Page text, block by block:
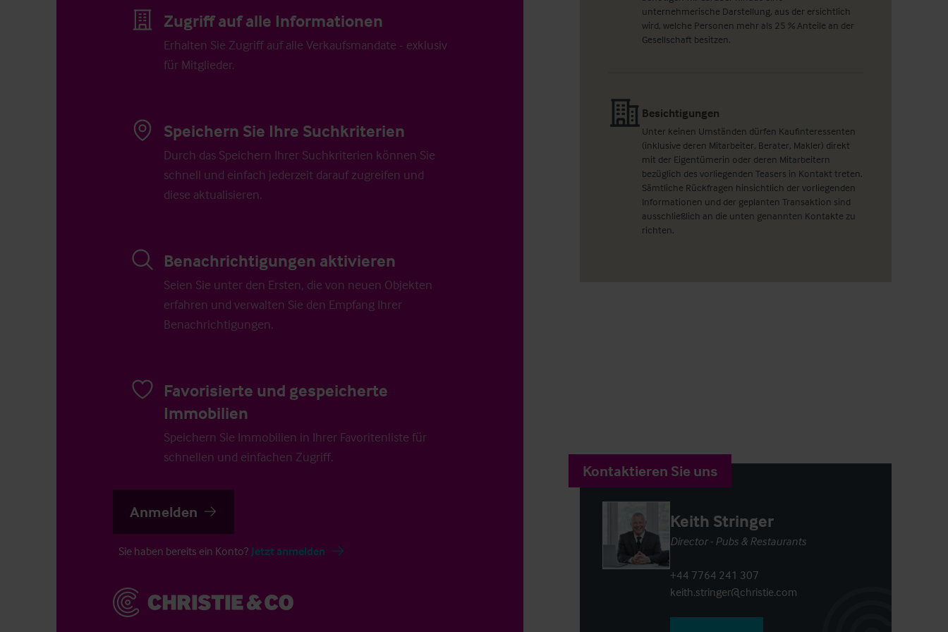
Zugriff auf alle Informationen
Erhalten Sie Zugriff auf alle Verkaufsmandate - exklusiv
für Mitglieder.
Speichern Sie Ihre Suchkriterien
Durch das Speichern Ihrer Suchkriterien können Sie
schnell und einfach jederzeit darauf zugreifen und
diese aktualisieren.
Benachrichtigungen aktivieren
Seien Sie unter den Ersten, die von neuen Objekten
erfahren und verwalten Sie den Empfang Ihrer
Benachrichtigungen.
Favorisierte und gespeicherte
Immobilien
Speichern Sie Immobilien in Ihrer Favoritenliste für
schnellen und einfachen Zugriff.
Anmelden
Sie haben bereits ein Konto? Jetzt anmelden
unternehmerische Darstellung, aus der ersichtlich
wird, welche Personen mehr als 25 % Anteile an der
Gesellschaft besitzen.
Besichtigungen
Unter keinen Umständen dürfen Kaufinteressenten
(inklusive deren Mitarbeiter, Berater, Makler) direkt
mit der Eigentümerin oder deren Mitarbeitern
bezüglich des vorliegenden Teasers in Kontakt treten.
Sämtliche Rückfragen hinsichtlich der vorliegenden
Informationen und der geplanten Transaktion sind
ausschließlich an die unten genannten Kontakte zu
richten.
Kontaktieren Sie uns
Keith Stringer
Director - Pubs & Restaurants
+44 7764 241 307
keith.stringer@christie.com